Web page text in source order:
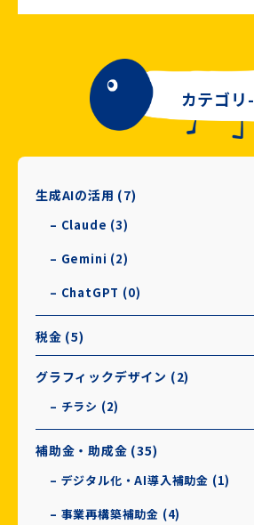
カテゴリ-
生成AIの活用 (7)
– Claude (3)
– Gemini (2)
– ChatGPT (0)
税金 (5)
グラフィックデザイン (2)
– チラシ (2)
補助金・助成金 (35)
– デジタル化・AI導入補助金 (1)
– 事業再構築補助金 (4)